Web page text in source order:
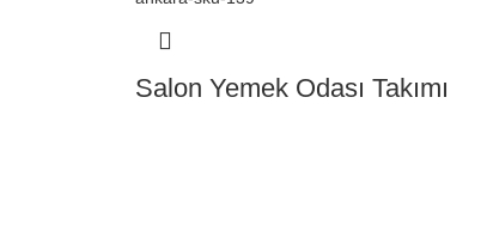
Salon Yemek Odası Takımı